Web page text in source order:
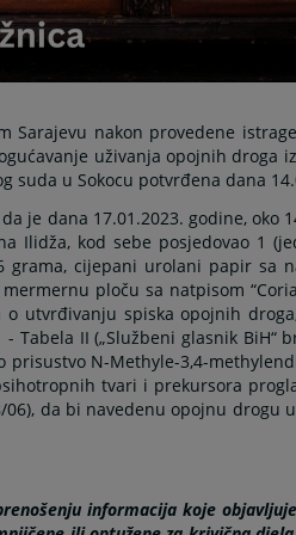
Sarajevu nakon provedene
uživanja opojnih droga
suda u Sokocu potvrđena dana
je dana 17.01.2023. godine, oko
Ilidža, kod sebe posjedovao 1
grama, cijepani urolani papir sa
ploču sa natpisom
utvrđivanju spiska opojnih
II („Službeni glasnik BiH“
N-Methyle-3,4-
tvari i prekursora
06), da bi navedenu opojnu drogu
informacija koje